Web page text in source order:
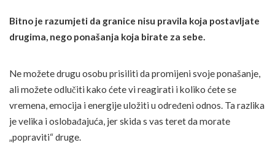
Bitno je razumjeti da granice nisu pravila koja postavljate
drugima, nego ponašanja koja birate za sebe.
Ne možete drugu osobu prisiliti da promijeni svoje ponašanje,
ali možete odlučiti kako ćete vi reagirati i koliko ćete se
vremena, emocija i energije uložiti u određeni odnos. Ta razlika
je velika i oslobađajuća, jer skida s vas teret da morate
„popraviti“ druge.